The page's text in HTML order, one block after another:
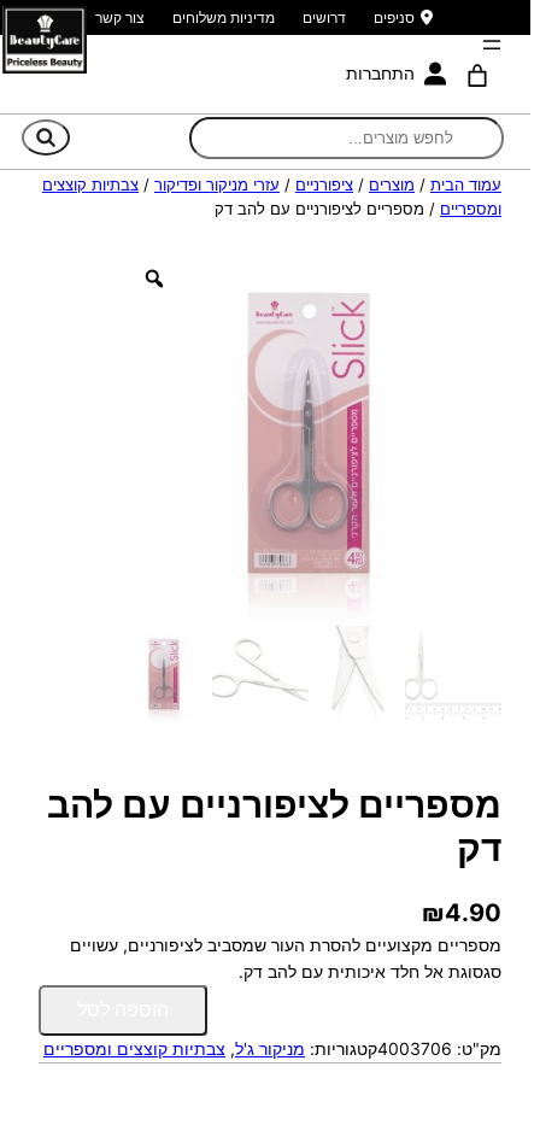
סניפים דרושים מדיניות משלוחים צור קשר
התחברות
עמוד הבית / מוצרים / ציפורניים / עזרי מניקור ופדיקור / צבתיות קוצצים
ומספריים / מספריים לציפורניים עם להב דק
מספריים לציפורניים עם להב
דק
₪4.90
מספריים מקצועיים להסרת העור שמסביב לציפורניים, עשויים
סגסוגת אל חלד איכותית עם להב דק.
כ
ו
מק"ט: 4003706קטגוריות: מניקור ג'ל, צבתיות קוצצים ומספריים